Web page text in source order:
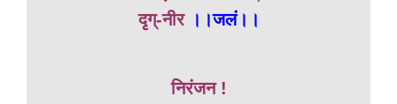
दृग्-नीर ।।जलं।।
निरंजन !